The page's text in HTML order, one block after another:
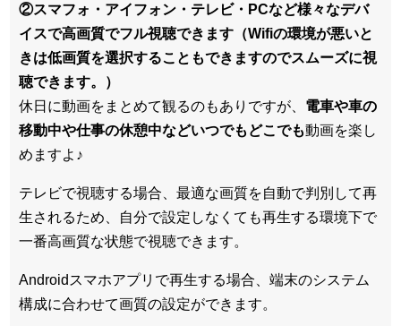
②スマフォ・アイフォン・テレビ・PCなど様々なデバ
イスで高画質でフル視聴できます（Wifiの環境が悪いと
きは低画質を選択することもできますのでスムーズに視
聴できます。）
休日に動画をまとめて観るのもありですが、 電車や車の
移動中や仕事の休憩中などいつでもどこでも動画を楽し
めますよ♪
テレビで視聴する場合、最適な画質を自動で判別して再
生されるため、
自分で設定しなくても再生する環境下で
一番高画質な状態で視聴できます。
Androidスマホアプリで再生する場合、端末のシステム
構成に合わせて画質の設定ができます。